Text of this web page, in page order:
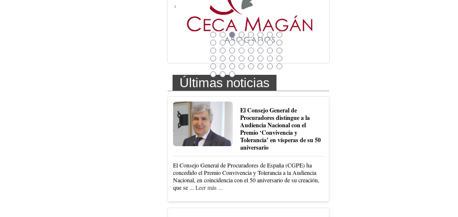
Últimas noticias
El Consejo General de
Procuradores distingue a la
Audiencia Nacional con el
Premio ‘Convivencia y
Tolerancia’ en vísperas de su 50
aniversario
El Consejo General de Procuradores de España (CGPE) ha
concedido el Premio Convivencia y Tolerancia a la Audiencia
Nacional, en coincidencia con el 50 aniversario de su creación,
que se ... Leer más ...